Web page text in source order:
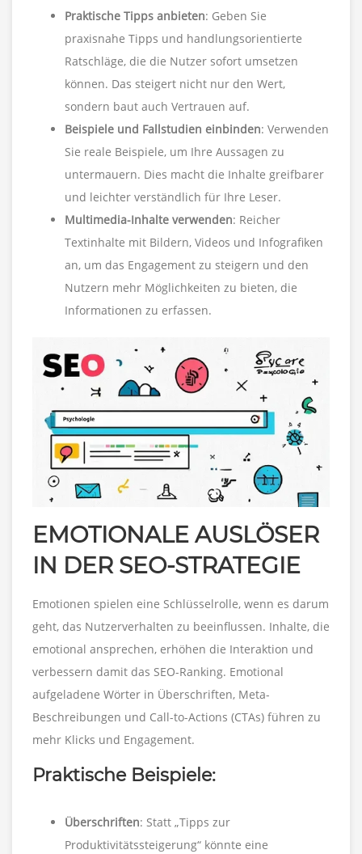
Praktische Tipps anbieten: Geben Sie
praxisnahe Tipps und handlungsorientierte
Ratschläge, die die Nutzer sofort umsetzen
können. Das steigert nicht nur den Wert,
sondern baut auch Vertrauen auf.
Beispiele und Fallstudien einbinden: Verwenden
Sie reale Beispiele, um Ihre Aussagen zu
untermauern. Dies macht die Inhalte greifbarer
und leichter verständlich für Ihre Leser.
Multimedia-Inhalte verwenden: Reicher
Textinhalte mit Bildern, Videos und Infografiken
an, um das Engagement zu steigern und den
Nutzern mehr Möglichkeiten zu bieten, die
Informationen zu erfassen.
EMOTIONALE AUSLÖSER
IN DER SEO-STRATEGIE
Emotionen spielen eine Schlüsselrolle, wenn es darum
geht, das Nutzerverhalten zu beeinflussen. Inhalte, die
emotional ansprechen, erhöhen die Interaktion und
verbessern damit das SEO-Ranking. Emotional
aufgeladene Wörter in Überschriften, Meta-
Beschreibungen und Call-to-Actions (CTAs) führen zu
mehr Klicks und Engagement.
Praktische Beispiele:
Überschriften: Statt „Tipps zur
Produktivitätssteigerung“ könnte eine